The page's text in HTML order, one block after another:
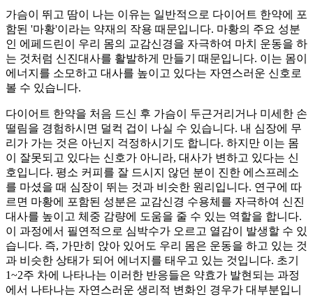
가슴이 뛰고 땀이 나는 이유는 일반적으로 다이어트 한약에 포
함된 '마황'이라는 약재의 작용 때문입니다. 마황의 주요 성분
인 에페드린이 우리 몸의 교감신경을 자극하여 마치 운동을 하
는 것처럼 신진대사를 활발하게 만들기 때문입니다. 이는 몸이
에너지를 소모하고 대사를 높이고 있다는 자연스러운 신호로
볼 수 있습니다.
다이어트 한약을 처음 드신 후 가슴이 두근거리거나 미세한 손
떨림을 경험하시면 덜컥 겁이 나실 수 있습니다. 내 심장에 무
리가 가는 것은 아닌지 걱정하시기도 합니다. 하지만 이는 몸
이 잘못되고 있다는 신호가 아니라, 대사가 변하고 있다는 신
호입니다. 평소 커피를 잘 드시지 않던 분이 진한 에스프레소
를 마셨을 때 심장이 뛰는 것과 비슷한 원리입니다. 연구에 따
르면 마황에 포함된 성분은 교감신경 수용체를 자극하여 신진
대사를 높이고 체중 감량에 도움을 줄 수 있는 역할을 합니다.
이 과정에서 필연적으로 심박수가 오르고 열감이 발생할 수 있
습니다. 즉, 가만히 앉아 있어도 우리 몸은 운동을 하고 있는 것
과 비슷한 상태가 되어 에너지를 태우고 있는 것입니다. 초기
1~2주 차에 나타나는 이러한 반응들은 약효가 발현되는 과정
에서 나타나는 자연스러운 생리적 변화인 경우가 대부분입니